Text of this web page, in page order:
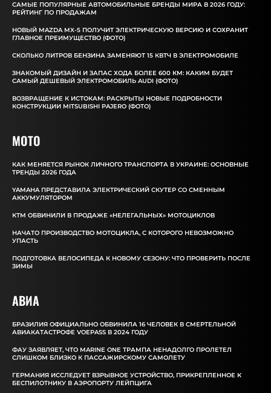
САМЫЕ ПОПУЛЯРНЫЕ АВТОМОБИЛЬНЫЕ БРЕНДЫ МИРА В 2026 ГОДУ:
РЕЙТИНГ ПО ПРОДАЖАМ
НОВЫЙ MAZDA MX-5 ПОЛУЧИТ ЭЛЕКТРИЧЕСКУЮ ВЕРСИЮ И СОХРАНИТ
ГЛАВНОЕ ПРЕИМУЩЕСТВО (ФОТО)
СКОЛЬКО ЛИТРОВ БЕНЗИНА ЗАМЕНЯЮТ 15 КВТЧ В ЭЛЕКТРОМОБИЛЕ
ЗНАКОМЫЙ ДИЗАЙН И ЗАПАС ХОДА БОЛЕЕ 600 КМ: КАКИМ БУДЕТ
САМЫЙ ДЕШЕВЫЙ ЭЛЕКТРОМОБИЛЬ AUDI (ФОТО)
ВОЗВРАЩЕНИЕ К ИСТОКАМ: РАСКРЫТЫ НОВЫЕ ПОДРОБНОСТИ
КОНСТРУКЦИИ MITSUBISHI PAJERO (ФОТО)
MOTO
КАК МЕНЯЕТСЯ РЫНОК ЛИЧНОГО ТРАНСПОРТА В УКРАИНЕ: ОСНОВНЫЕ
ТРЕНДЫ 2026 ГОДА
YAMAHA ПРЕДСТАВИЛА ЭЛЕКТРИЧЕСКИЙ СКУТЕР СО СМЕННЫМ
АККУМУЛЯТОРОМ
КТМ ОБВИНИЛИ В ПРОДАЖЕ «НЕЛЕГАЛЬНЫХ» МОТОЦИКЛОВ
НАЧАТО ПРОИЗВОДСТВО МОТОЦИКЛА, С КОТОРОГО НЕВОЗМОЖНО
УПАСТЬ
ПОДГОТОВКА ВЕЛОСИПЕДА К НОВОМУ СЕЗОНУ: ЧТО ПРОВЕРИТЬ ПОСЛЕ
ЗИМЫ
АВИА
БРАЗИЛИЯ ОФИЦИАЛЬНО ОБВИНИЛА 16 ЧЕЛОВЕК В СМЕРТЕЛЬНОЙ
АВИАКАТАСТРОФЕ VOEPASS В 2024 ГОДУ
ФАУ ЗАЯВЛЯЕТ, ЧТО MARINE ONE ТРАМПА НЕНАДОЛГО ПРОЛЕТЕЛ
СЛИШКОМ БЛИЗКО К ПАССАЖИРСКОМУ САМОЛЕТУ
ГЕРМАНИЯ ИССЛЕДУЕТ ВЗРЫВНОЕ УСТРОЙСТВО, ПРИКРЕПЛЕННОЕ К
БЕСПИЛОТНИКУ В АЭРОПОРТУ ЛЕЙПЦИГА